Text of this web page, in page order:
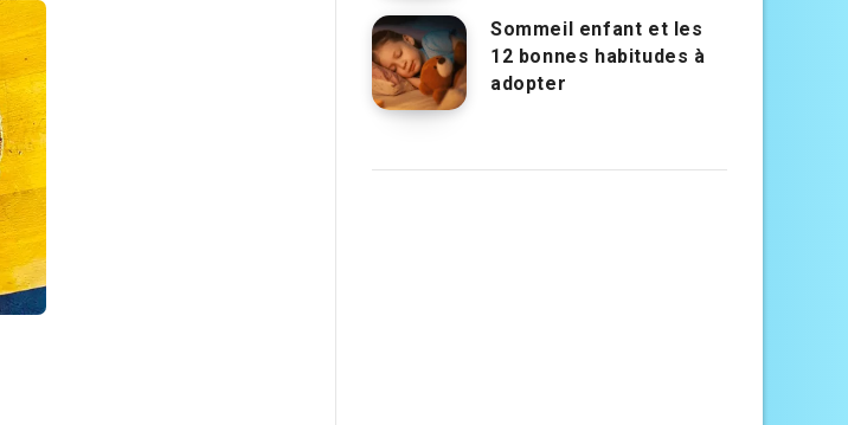
Sommeil enfant et les
12 bonnes habitudes à
adopter